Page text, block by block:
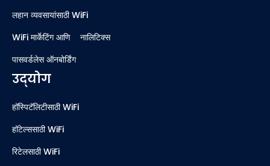
लहान व्यवसायांसाठी WiFi
WiFi मार्केटिंग आणि ॲनालिटिक्स
पासवर्डलेस ऑनबोर्डिंग
उद्योग
हॉस्पिटॅलिटीसाठी WiFi
हॉटेल्ससाठी WiFi
रिटेलसाठी WiFi